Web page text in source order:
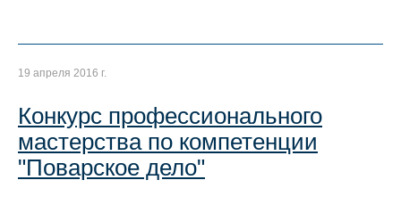
19 апреля 2016 г.
Конкурс профессионального
мастерства по компетенции
"Поварское дело"